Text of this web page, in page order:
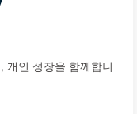
개인 성장을 함께합니